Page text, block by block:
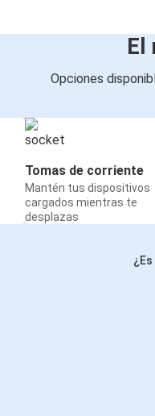
El
Opciones
Tomas de corriente
Mantén tus dispositivos
cargados mientras te
desplazas